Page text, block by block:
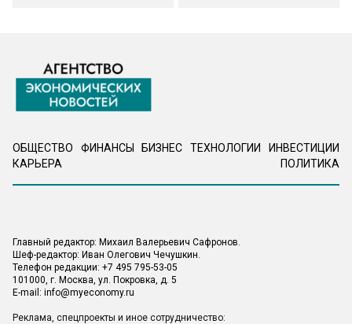
ОБЩЕСТВО ФИНАНСЫ БИЗНЕС ТЕХНОЛОГИИ
ИНВЕСТИЦИИ
КАРЬЕРА
ПОЛИТИКА
Главный редактор: Михаил Валерьевич Сафронов.
Шеф-редактор: Иван Олегович Чечушкин.
Телефон редакции: +7 495 795-53-05
101000, г. Москва, ул. Покровка, д. 5
E-mail: info@myeconomy.ru
Реклама, спецпроекты и иное сотрудничество: